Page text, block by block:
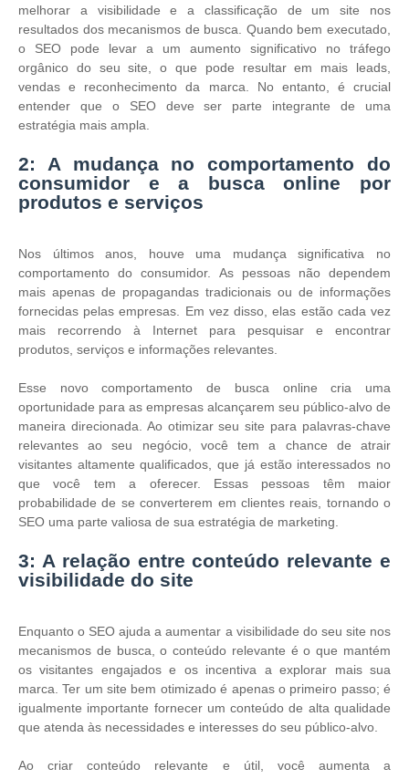
melhorar a visibilidade e a classificação de um site nos
resultados dos mecanismos de busca. Quando bem executado,
o SEO pode levar a um aumento significativo no tráfego
orgânico do seu site, o que pode resultar em mais leads,
vendas e reconhecimento da marca. No entanto, é crucial
entender que o SEO deve ser parte integrante de uma
estratégia mais ampla.
2: A mudança no comportamento do
consumidor e a busca online por
produtos e serviços
Nos últimos anos, houve uma mudança significativa no
comportamento do consumidor. As pessoas não dependem
mais apenas de propagandas tradicionais ou de informações
fornecidas pelas empresas. Em vez disso, elas estão cada vez
mais recorrendo à Internet para pesquisar e encontrar
produtos, serviços e informações relevantes.
Esse novo comportamento de busca online cria uma
oportunidade para as empresas alcançarem seu público-alvo de
maneira direcionada. Ao otimizar seu site para palavras-chave
relevantes ao seu negócio, você tem a chance de atrair
visitantes altamente qualificados, que já estão interessados no
que você tem a oferecer. Essas pessoas têm maior
probabilidade de se converterem em clientes reais, tornando o
SEO uma parte valiosa de sua estratégia de marketing.
3: A relação entre conteúdo relevante e
visibilidade do site
Enquanto o SEO ajuda a aumentar a visibilidade do seu site nos
mecanismos de busca, o conteúdo relevante é o que mantém
os visitantes engajados e os incentiva a explorar mais sua
marca. Ter um site bem otimizado é apenas o primeiro passo; é
igualmente importante fornecer um conteúdo de alta qualidade
que atenda às necessidades e interesses do seu público-alvo.
Ao criar conteúdo relevante e útil, você aumenta a